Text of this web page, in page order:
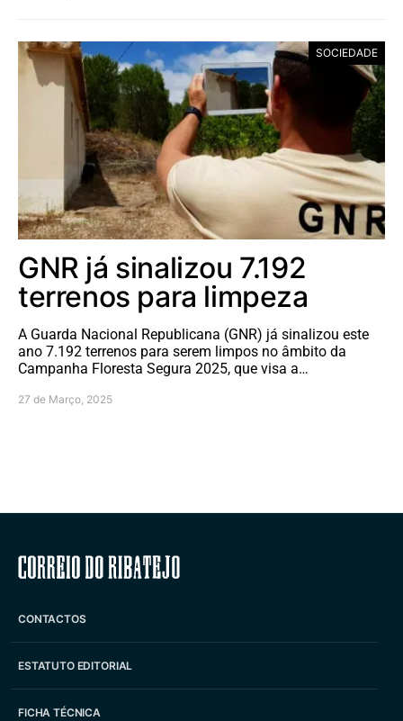
SOCIEDADE
GNR já sinalizou 7.192
terrenos para limpeza
A Guarda Nacional Republicana (GNR) já sinalizou este
ano 7.192 terrenos para serem limpos no âmbito da
Campanha Floresta Segura 2025, que visa a…
27 de Março, 2025
Correio do Ribatejo
CONTACTOS
ESTATUTO EDITORIAL
FICHA TÉCNICA